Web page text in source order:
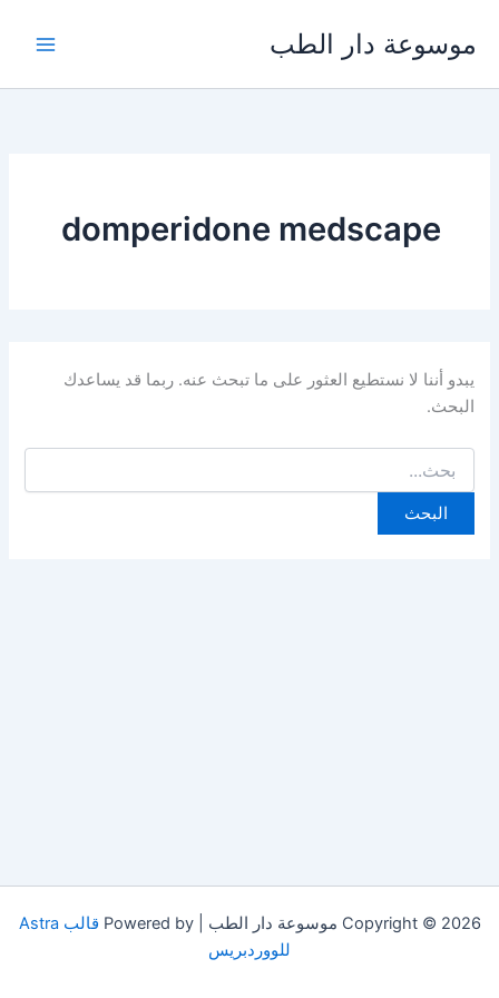
المحتوى
موسوعة دار الطب
domperidone medscape
يبدو أننا لا نستطيع العثور على ما تبحث عنه. ربما قد يساعدك
البحث.
عن:
Copyright © 2026 موسوعة دار الطب | Powered by
قالب Astra
للووردبريس